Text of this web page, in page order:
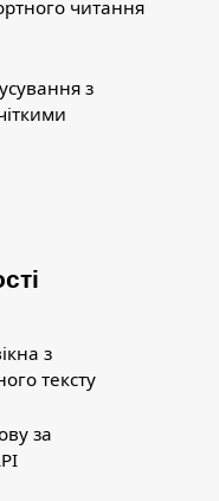
читання
з
з
тексту
за